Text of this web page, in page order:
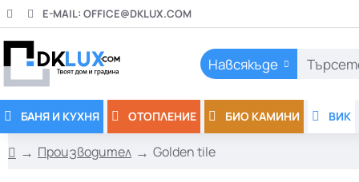
E-MAIL: OFFICE@DKLUX.COM
Навсякъде
Търсете
БАНЯ И КУХНЯ ОТОПЛЕНИЕ БИО КАМИНИ ВИК
Производител Golden tile